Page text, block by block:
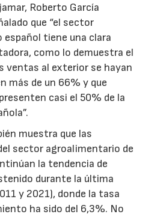
Roberto García
que “el sector
tiene una clara
como lo demuestra el
ventas al exterior se hayan
más de un 66% y que
casi el 50% de la
muestra que las
sector agroalimentario de
la tendencia de
durante la última
y 2021), donde la tasa
ha sido del 6,3%. No